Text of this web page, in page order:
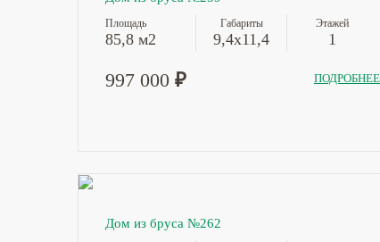
Площадь
85,8 м2
Габариты
9,4х11,4
Этажей
1
997 000 ₽ ПОДРОБНЕЕ
Дом из бруса №262